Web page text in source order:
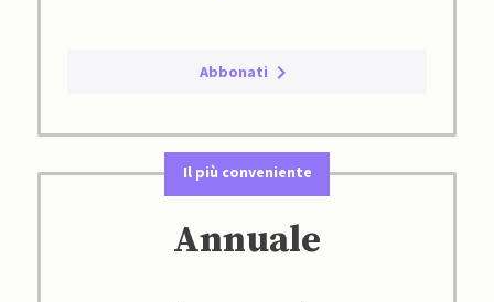
Abbonati
Il più conveniente
Annuale